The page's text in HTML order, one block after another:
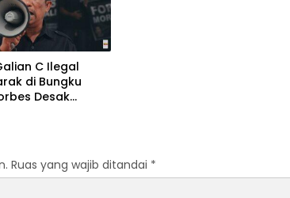
C Ilegal
di Bungku
Desak
Ruas yang wajib ditandai *